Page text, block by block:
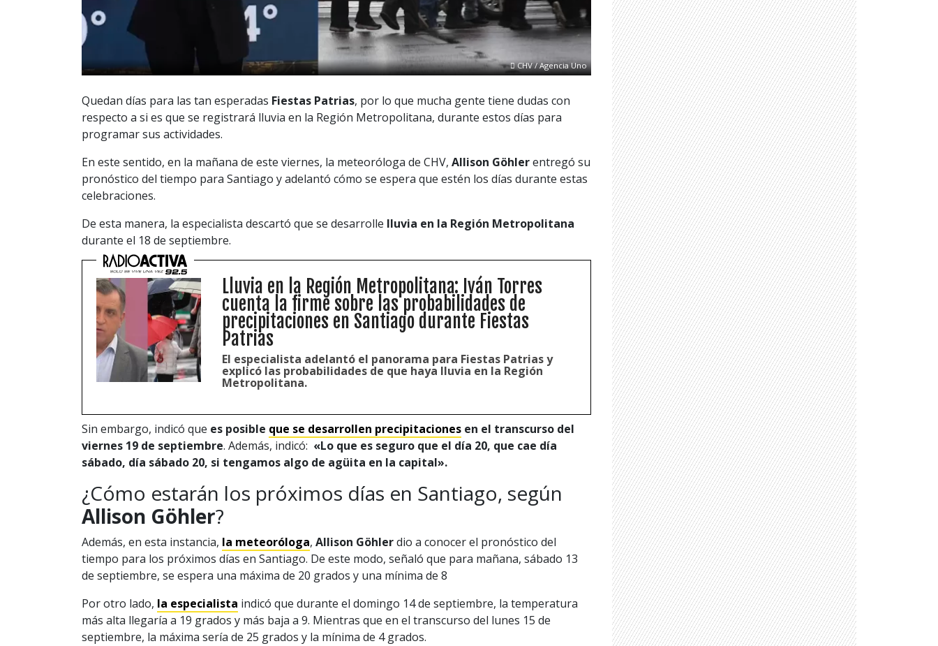
CHV / Agencia Uno
Quedan días para las tan esperadas Fiestas Patrias, por lo que mucha gente tiene dudas con
respecto a si es que se registrará lluvia en la Región Metropolitana, durante estos días para
programar sus actividades.
En este sentido, en la mañana de este viernes, la meteoróloga de CHV, Allison Göhlerentregó su
pronóstico del tiempo para Santiago y adelantó cómo se espera que estén los días durante estas
celebraciones.
De esta manera, la especialista descartó que se desarrolle lluvia en la Región Metropolitana
durante el 18 de septiembre.
Lluvia en la Región Metropolitana: Iván Torres
cuenta la firme sobre las probabilidades de
precipitaciones en Santiago durante Fiestas
Patrias
El especialista adelantó el panorama para Fiestas Patrias y
explicó las probabilidades de que haya lluvia en la Región
Metropolitana.
Sin embargo, indicó que es posible que se desarrollen precipitaciones en el transcurso del
viernes 19 de septiembre. Además, indicó: «Lo que es seguro que el día 20, que cae día
sábado, día sábado 20, si tengamos algo de agüita en la capital».
¿Cómo estarán los próximos días en Santiago, según
Allison Göhler?
Además, en esta instancia, la meteoróloga, Allison Göhlerdio a conocer el pronóstico del
tiempo para los próximos días en Santiago. De este modo, señaló que para mañana, sábado 13
de septiembre, se espera una máxima de 20 grados y una mínima de 8
Por otro lado, la especialista indicó que durante el domingo 14 de septiembre, la temperatura
más alta llegaría a 19 grados y más baja a 9. Mientras que en el transcurso del lunes 15 de
septiembre, la máxima sería de 25 grados y la mínima de 4 grados.